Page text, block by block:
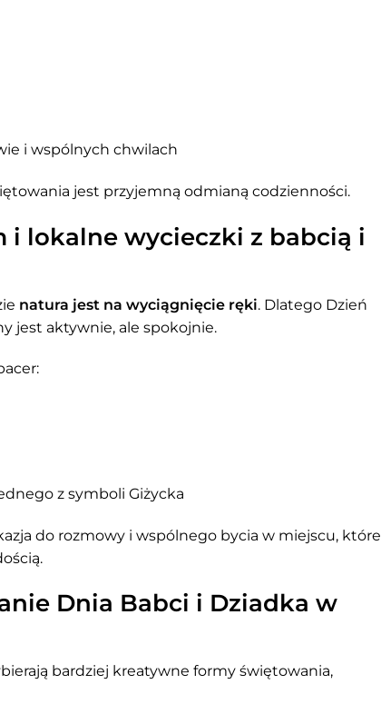
i wspólnych chwilach
jest przyjemną odmianą codzienności.
i lokalne wycieczki z babcią i
natura jest na wyciągnięcie ręki. Dlatego Dzień
jest aktywnie, ale spokojnie.
z symboli Giżycka
do rozmowy i wspólnego bycia w miejscu, które
Dnia Babci i Dziadka w
bardziej kreatywne formy świętowania,